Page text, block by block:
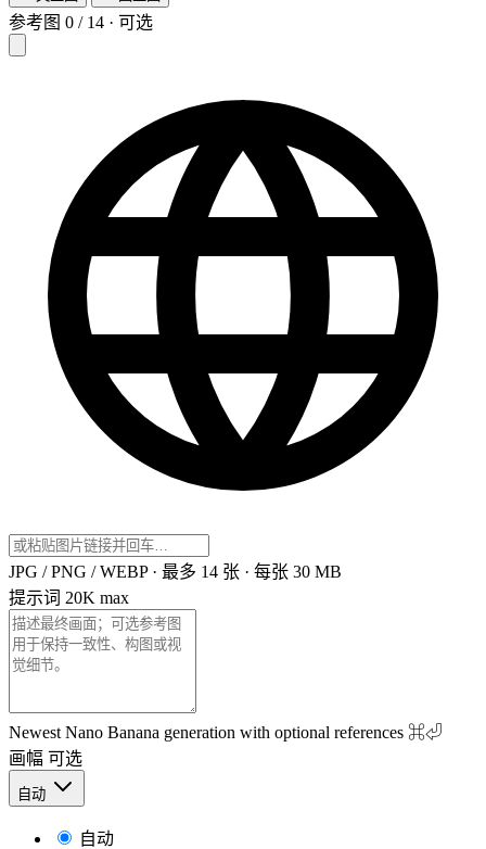
参考图 0 / 14 · 可选
JPG / PNG / WEBP · 最多 14 张 · 每张 30 MB
提示词 20K max
Newest Nano Banana generation with optional references ⌘⏎
画幅 可选
自动
自动